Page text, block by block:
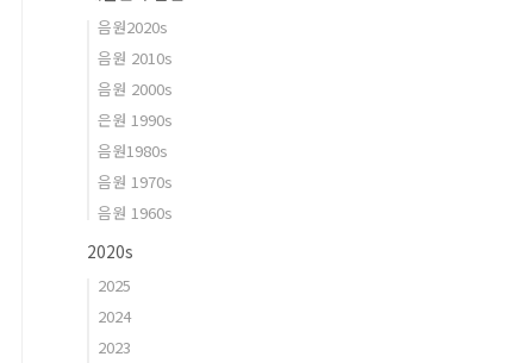
음원2020s
음원 2010s
음원 2000s
은원 1990s
음원1980s
음원 1970s
음원 1960s
2020s
2025
2024
2023